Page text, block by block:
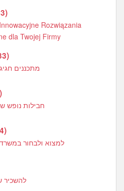
)
Rozwiązania
dla Twojej Firmy
)
מתכננים
)
חבילות נופש
)
למצוא ולבחור
להשכיר